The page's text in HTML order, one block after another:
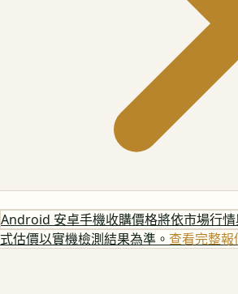
Android 安卓手機收購價格將依市場行
式估價以實機檢測結果為準。 查看完整報